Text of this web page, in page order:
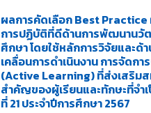
ผลการคัดเลือก Best
การปฏิบัติที่ดีด้านการพัฒนานวั
ศึกษา โดยใช้หลักการวิจัยและด้
เคลื่อนการดำเนินงาน การจัดกา
(Active Learning) ที่ส่งเสริมส
สำคัญของผู้เรียนและทักษะที่จำ
ที่ 21 ประจำปีการศึกษา 2567